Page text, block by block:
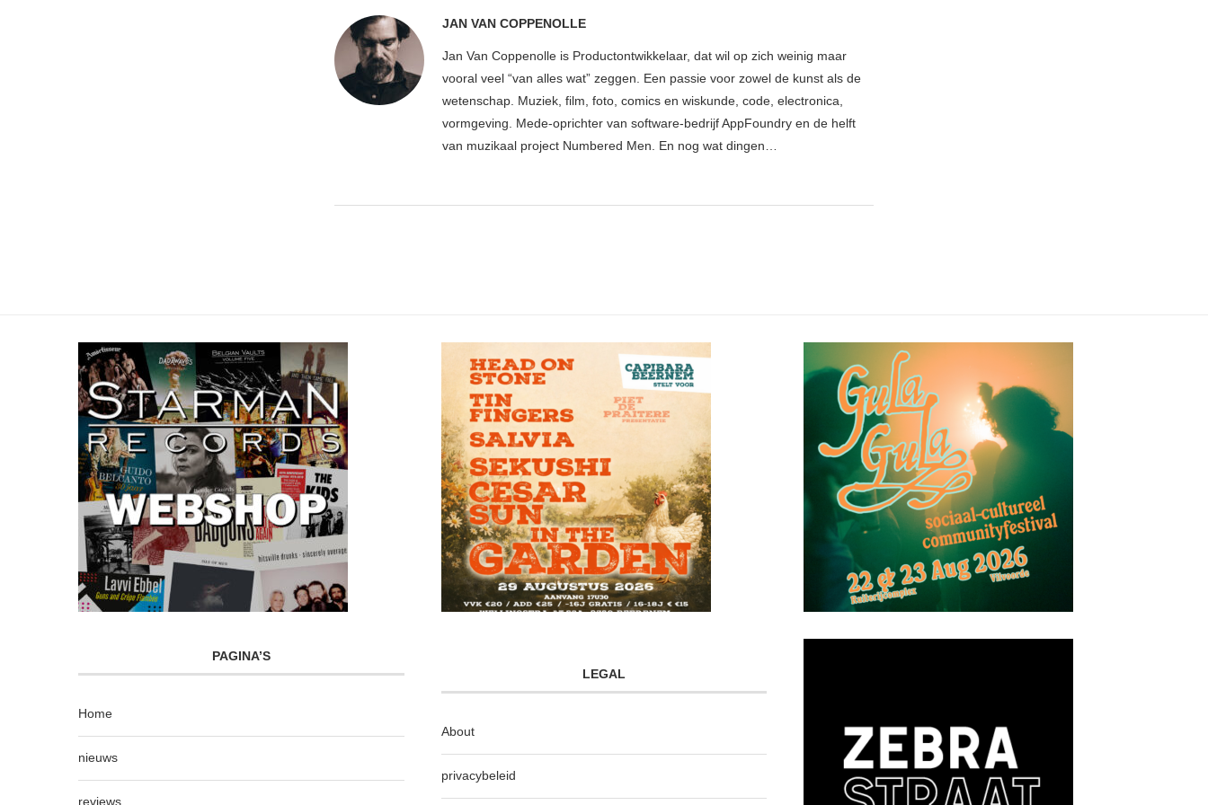
JAN VAN COPPENOLLE
Jan Van Coppenolle is Productontwikkelaar, dat wil op zich weinig maar
vooral veel “van alles wat” zeggen. Een passie voor zowel de kunst als de
wetenschap. Muziek, film, foto, comics en wiskunde, code, electronica,
vormgeving. Mede-oprichter van software-bedrijf AppFoundry en de helft
van muzikaal project Numbered Men. En nog wat dingen…
PAGINA’S
Home
nieuws
reviews
LEGAL
About
privacybeleid